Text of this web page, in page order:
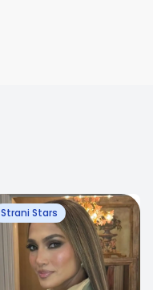
Strani Stars